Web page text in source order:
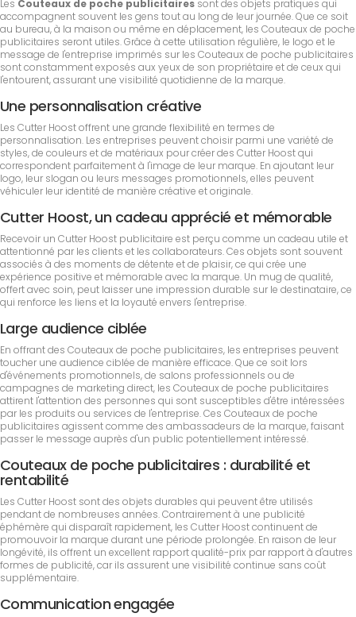
Les Couteaux de poche publicitaires sont des objets pratiques qui
accompagnent souvent les gens tout au long de leur journée. Que ce soit
au bureau, à la maison ou même en déplacement, les Couteaux de poche
publicitaires seront utiles. Grâce à cette utilisation régulière, le logo et le
message de l'entreprise imprimés sur les Couteaux de poche publicitaires
sont constamment exposés aux yeux de son propriétaire et de ceux qui
l'entourent, assurant une visibilité quotidienne de la marque.
Une personnalisation créative
Les Cutter Hoost offrent une grande flexibilité en termes de
personnalisation. Les entreprises peuvent choisir parmi une variété de
styles, de couleurs et de matériaux pour créer des Cutter Hoost qui
correspondent parfaitement à l'image de leur marque. En ajoutant leur
logo, leur slogan ou leurs messages promotionnels, elles peuvent
véhiculer leur identité de manière créative et originale.
Cutter Hoost, un cadeau apprécié et mémorable
Recevoir un Cutter Hoost publicitaire est perçu comme un cadeau utile et
attentionné par les clients et les collaborateurs. Ces objets sont souvent
associés à des moments de détente et de plaisir, ce qui crée une
expérience positive et mémorable avec la marque. Un mug de qualité,
offert avec soin, peut laisser une impression durable sur le destinataire, ce
qui renforce les liens et la loyauté envers l'entreprise.
Large audience ciblée
En offrant des Couteaux de poche publicitaires, les entreprises peuvent
toucher une audience ciblée de manière efficace. Que ce soit lors
d'événements promotionnels, de salons professionnels ou de
campagnes de marketing direct, les Couteaux de poche publicitaires
attirent l'attention des personnes qui sont susceptibles d'être intéressées
par les produits ou services de l'entreprise. Ces Couteaux de poche
publicitaires agissent comme des ambassadeurs de la marque, faisant
passer le message auprès d'un public potentiellement intéressé.
Couteaux de poche publicitaires : durabilité et
rentabilité
Les Cutter Hoost sont des objets durables qui peuvent être utilisés
pendant de nombreuses années. Contrairement à une publicité
éphémère qui disparaît rapidement, les Cutter Hoost continuent de
promouvoir la marque durant une période prolongée. En raison de leur
longévité, ils offrent un excellent rapport qualité-prix par rapport à d'autres
formes de publicité, car ils assurent une visibilité continue sans coût
supplémentaire.
Communication engagée